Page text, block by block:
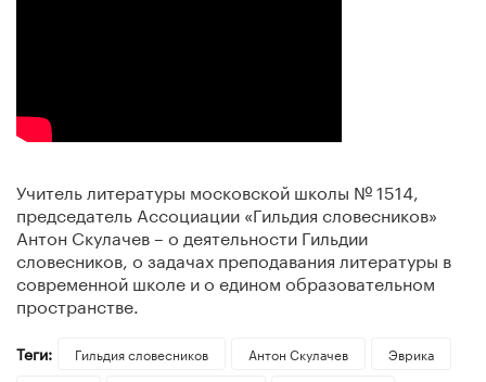
Учитель литературы московской школы № 1514,
председатель Ассоциации «Гильдия словесников»
Антон Скулачев – о деятельности Гильдии
словесников, о задачах преподавания литературы в
современной школе и о едином образовательном
пространстве.
Теги: Гильдия словесников Антон Скулачев
Эврика